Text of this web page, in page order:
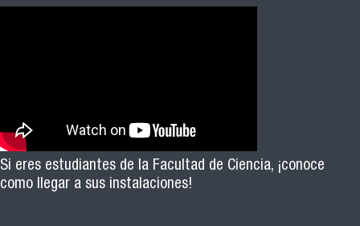
Si eres estudiantes de la Facultad de Ciencia, ¡conoce
como llegar a sus instalaciones!